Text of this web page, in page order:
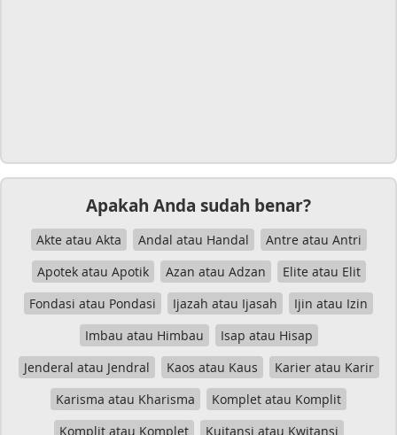
Apakah Anda sudah benar?
Akte atau Akta Andal atau Handal
Antre atau Antri
Apotek atau Apotik
Azan atau Adzan
Elite atau Elit
Fondasi atau Pondasi
Ijazah atau Ijasah
Ijin atau Izin
Imbau atau Himbau
Isap atau Hisap
Jenderal atau Jendral
Kaos atau Kaus
Karier atau Karir
Karisma atau Kharisma
Komplet atau Komplit
Komplit atau Komplet
Kuitansi atau Kwitansi